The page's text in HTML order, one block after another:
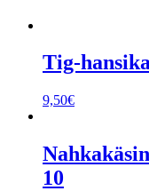
Tig-
9,50€
10